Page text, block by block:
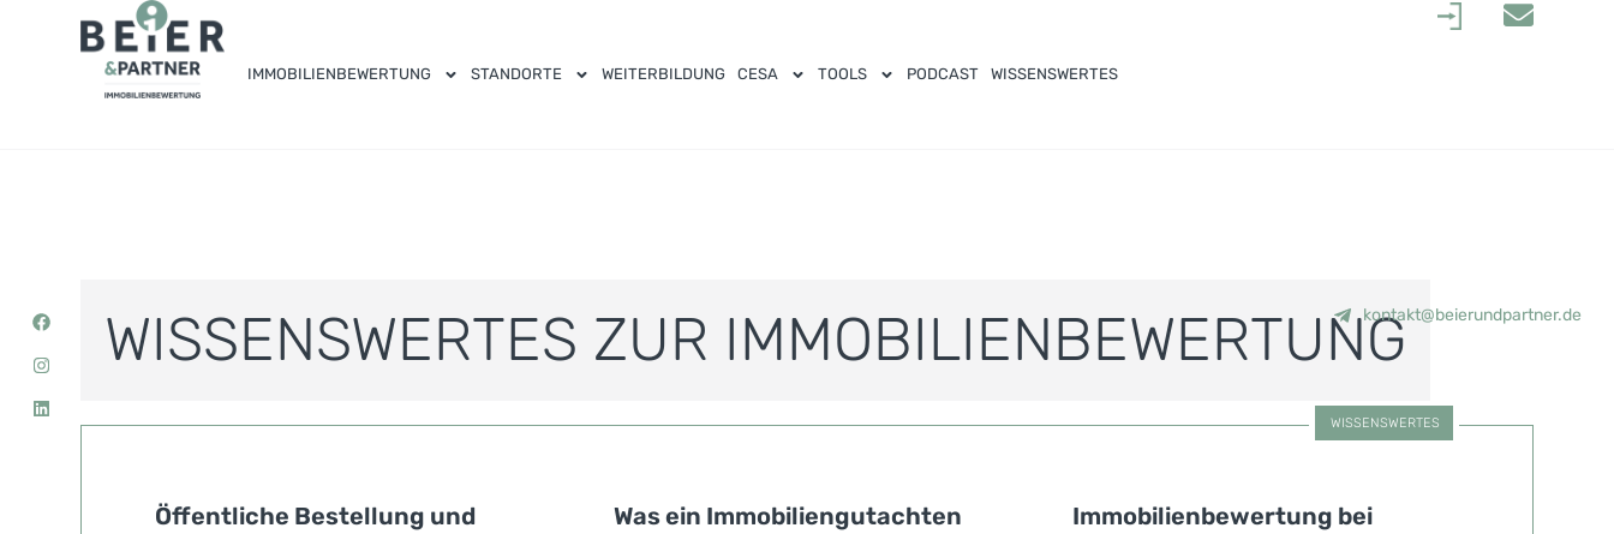
IMMOBILIENBEWERTUNG STANDORTE WEITERBILDUNG CESA TOOLS PODCAST WISSENSWERTES
WISSENSWERTES ZUR IMMOBILIENBEWERTUNG
WISSENSWERTES
Öffentliche Bestellung und
Was ein Immobiliengutachten
Immobilienbewertung bei
kontakt@beierundpartner.de